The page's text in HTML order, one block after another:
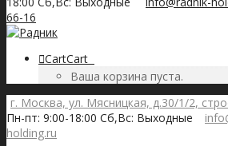
66-16
CartCart
Ваша корзина пуста.
г. Москва, ул. Мясницкая, д.30/1/2,
Пн-пт: 9:00-18:00 Сб,Вс: Выходные
holding.ru